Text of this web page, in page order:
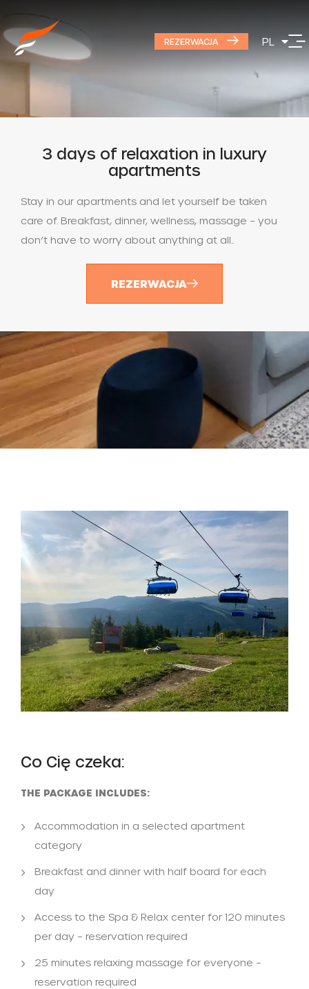
REZERWACJA PL
DE
3 days of relaxation in luxury
apartments
Stay in our apartments and let yourself be taken
care of. Breakfast, dinner, wellness, massage – you
don’t have to worry about anything at all..
REZERWACJA
Co Cię czeka:​
THE PACKAGE INCLUDES:
Accommodation in a selected apartment
category
Breakfast and dinner with half board for each
day
Access to the Spa & Relax center for 120 minutes
per day – reservation required
25 minutes relaxing massage for everyone –
reservation required